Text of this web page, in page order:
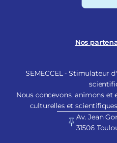
Nos
SEMECCEL - Stimulateur
Nous concevons, animons et
culturelles et
Av. Jean
31506